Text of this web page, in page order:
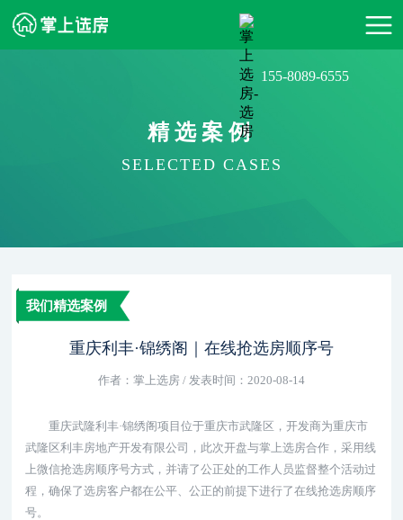
155-8089-6555
精选案例
SELECTED CASES
我们精选案例
重庆利丰·锦绣阁｜在线抢选房顺序号
作者：掌上选房 / 发表时间：2020-08-14
重庆武隆利丰·锦绣阁项目位于重庆市武隆区，开发商为重庆市
武隆区利丰房地产开发有限公司，此次开盘与掌上选房合作，采用线
上微信抢选房顺序号方式，并请了公正处的工作人员监督整个活动过
程，确保了选房客户都在公平、公正的前提下进行了在线抢选房顺序
号。